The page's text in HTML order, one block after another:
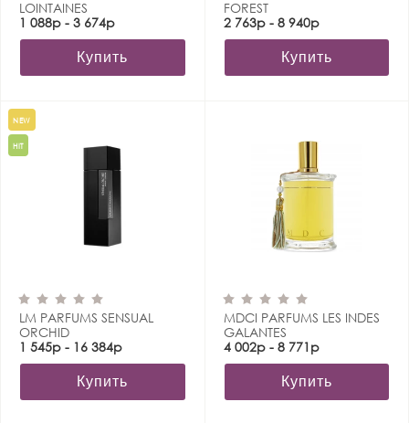
LOINTAINES
1 088р - 3 674р
Купить
FOREST
2 763р - 8 940р
Купить
NEW
HIT
LM PARFUMS SENSUAL
ORCHID
1 545р - 16 384р
Купить
MDCI PARFUMS LES INDES
GALANTES
4 002р - 8 771р
Купить